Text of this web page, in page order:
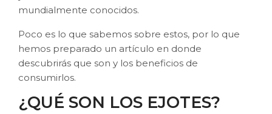
mundialmente conocidos.
Poco es lo que sabemos sobre estos, por lo que
hemos preparado un artículo en donde
descubrirás que son y los beneficios de
consumirlos.
¿QUÉ SON LOS EJOTES?